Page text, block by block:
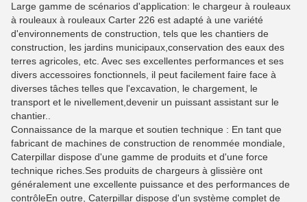
Large gamme de scénarios d'application: le chargeur à rouleaux
à rouleaux à rouleaux Carter 226 est adapté à une variété
d'environnements de construction, tels que les chantiers de
construction, les jardins municipaux,conservation des eaux des
terres agricoles, etc. Avec ses excellentes performances et ses
divers accessoires fonctionnels, il peut facilement faire face à
diverses tâches telles que l'excavation, le chargement, le
transport et le nivellement,devenir un puissant assistant sur le
chantier..
Connaissance de la marque et soutien technique : En tant que
fabricant de machines de construction de renommée mondiale,
Caterpillar dispose d'une gamme de produits et d'une force
technique riches.Ses produits de chargeurs à glissière ont
généralement une excellente puissance et des performances de
contrôleEn outre, Caterpillar dispose d'un système complet de